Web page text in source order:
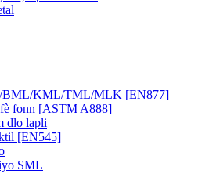
BML/KML/TML/MLK [EN877]
fonn [ASTM A888]
dlo lapli
[EN545]
SML